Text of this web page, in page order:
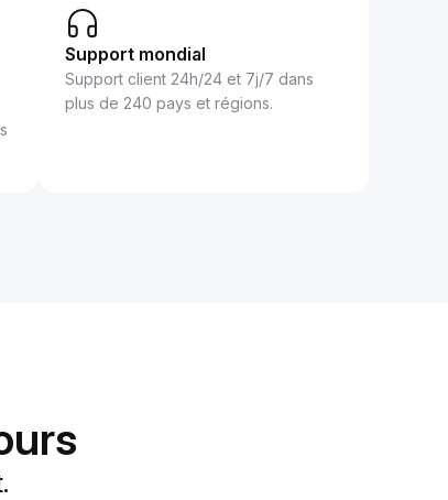
Support mondial
Support client 24h/24 et 7j/7 dans
plus de 240 pays et régions.